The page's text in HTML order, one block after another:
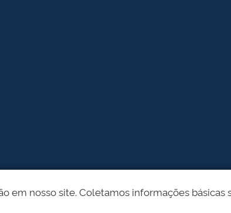
nosso site. Coletamos informações básicas